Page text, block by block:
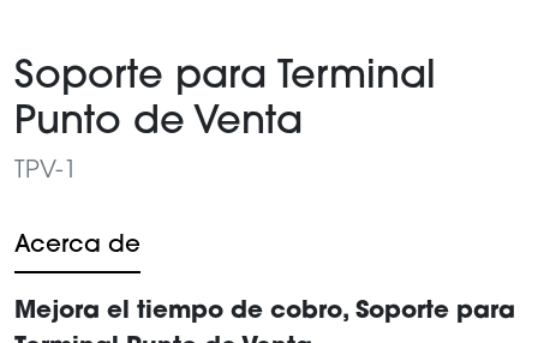
of
1
Soporte para Terminal
Punto de Venta
TPV-1
Acerca de
Mejora el tiempo de cobro, Soporte para